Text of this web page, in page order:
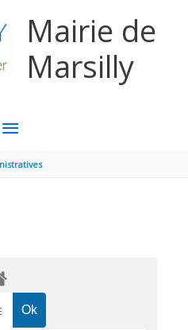
Mairie de
Marsilly
MENU
PRINCIPAL